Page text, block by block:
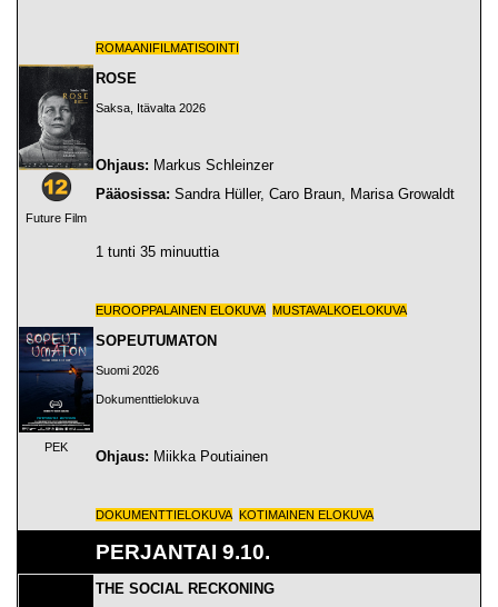
ROMAANIFILMATISOINTI
Future Film
ROSE
Saksa, Itävalta 2026
Ohjaus: Markus Schleinzer
Pääosissa: Sandra Hüller, Caro Braun, Marisa Growaldt
1 tunti 35 minuuttia
EUROOPPALAINEN ELOKUVA MUSTAVALKOELOKUVA
PEK
SOPEUTUMATON
Suomi 2026
Dokumenttielokuva
Ohjaus: Miikka Poutiainen
DOKUMENTTIELOKUVA KOTIMAINEN ELOKUVA
PERJANTAI 9.10.
THE SOCIAL RECKONING